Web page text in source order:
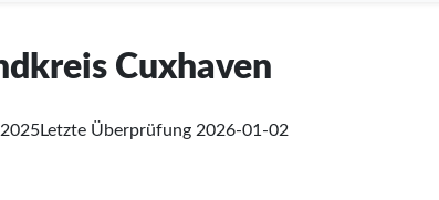
Cuxhaven
Letzte Überprüfung 2026-01-02